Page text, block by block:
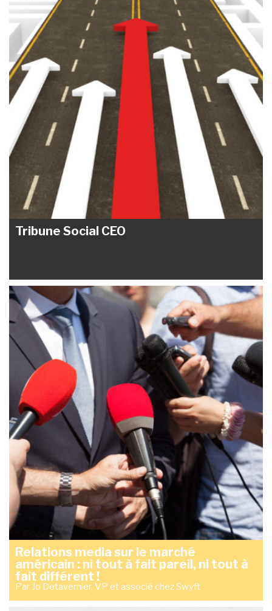
Tribune Social CEO
Relations media sur le marché
américain : ni tout à fait pareil, ni tout à
fait différent !
Par Jo Detavernier, VP et associé chez Swyft